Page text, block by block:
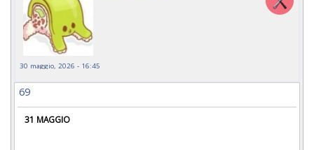
30 maggio, 2026 - 16:45
69
31 MAGGIO